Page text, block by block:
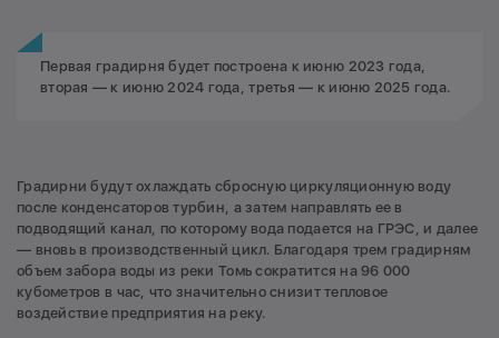
Первая градирня будет построена к июню 2023 года,
вторая — к июню 2024 года, третья — к июню 2025 года.
Градирни будут охлаждать сбросную циркуляционную воду
после конденсаторов турбин, а затем направлять ее в
подводящий канал, по которому вода подается на ГРЭС, и далее
— вновь в производственный цикл. Благодаря трем градирням
объем забора воды из реки Томь сократится на 96 000
кубометров в час, что значительно снизит тепловое
воздействие предприятия на реку.